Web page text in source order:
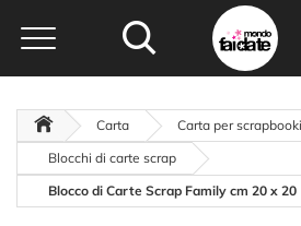
Carta
Carta per
Blocchi di carte scrap
Blocco di Carte Scrap Family cm 20 x 20